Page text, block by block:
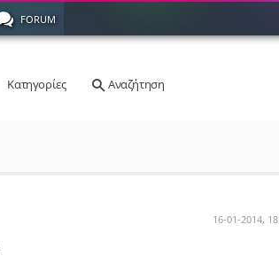
FORUM
Κατηγορίες Αναζήτηση
16-01-2014,